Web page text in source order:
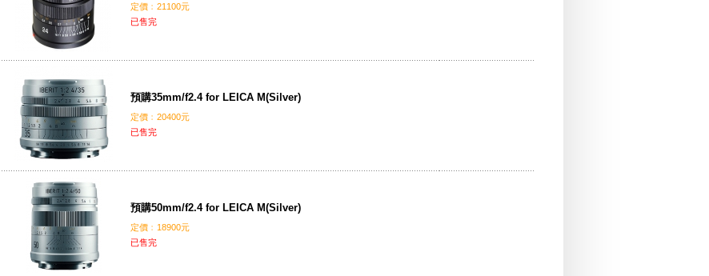
定價﹕21100元
已售完
預購35mm/f2.4 for LEICA M(Silver)
定價﹕20400元
已售完
預購50mm/f2.4 for LEICA M(Silver)
定價﹕18900元
已售完